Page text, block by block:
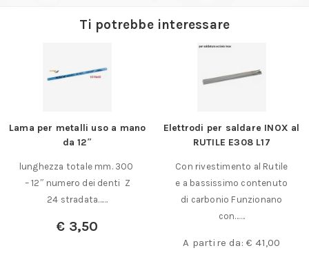
Ti potrebbe interessare
Lama per metalli uso a mano
da 12″
lunghezza totale mm. 300
– 12″ numero dei denti Z
24 stradata……
€ 3,50
Elettrodi per saldare INOX al
RUTILE E308 L17
Con rivestimento al Rutile
e a bassissimo contenuto
di carbonio Funzionano
con……
A partire da: € 41,00